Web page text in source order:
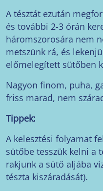
A tésztát ezután
és további 2-3 órán
háromszorosára nem
metszünk rá, és
előmelegített sütőben
Nagyon finom, puha,
friss marad, nem
Tippek:
A kelesztési folyamat
sütőbe tesszük kelni a
rakjunk a sütő aljába
tészta kiszáradását).